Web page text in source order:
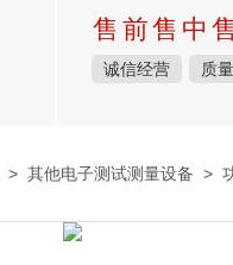
售前售中
诚信经营 质
> 其他电子测试测量设备 >